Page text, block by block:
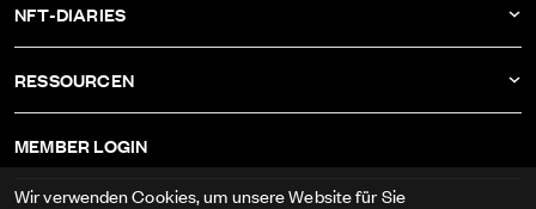
DBF007
DBF004
DBF002
DBF001
KALIBER RECORD 1959-2
NFT-DIARIES
RESSOURCEN
AGB
MEMBER LOGIN
Wir verwenden Cookies, um unsere Website für Sie